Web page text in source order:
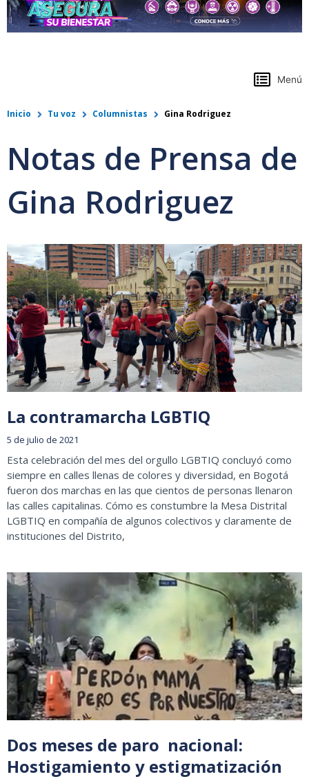
Menú
Inicio Tu voz Columnistas Gina Rodriguez
Notas de Prensa de
Gina Rodriguez
La contramarcha LGBTIQ
5 de julio de 2021
Esta celebración del mes del orgullo LGBTIQ concluyó como
siempre en calles llenas de colores y diversidad, en Bogotá
fueron dos marchas en las que cientos de personas llenaron
las calles capitalinas. Cómo es constumbre la Mesa Distrital
LGBTIQ en compañía de algunos colectivos y claramente de
instituciones del Distrito,
Dos meses de paro nacional:
Hostigamiento y estigmatización